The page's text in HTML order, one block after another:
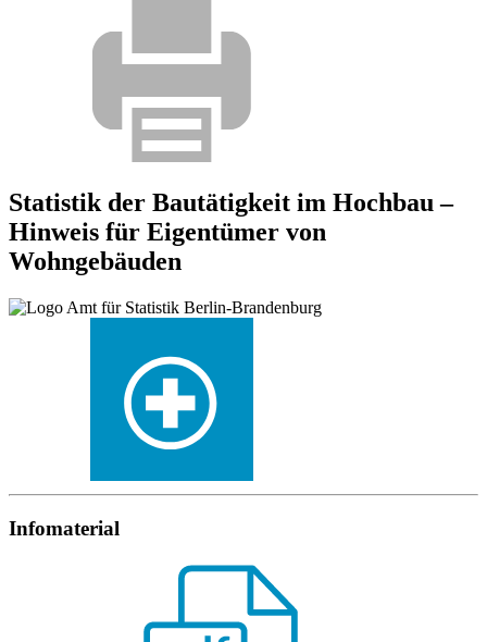
Statistik der Bautätigkeit im Hochbau –
Hinweis für Eigentümer von
Wohngebäuden
Infomaterial